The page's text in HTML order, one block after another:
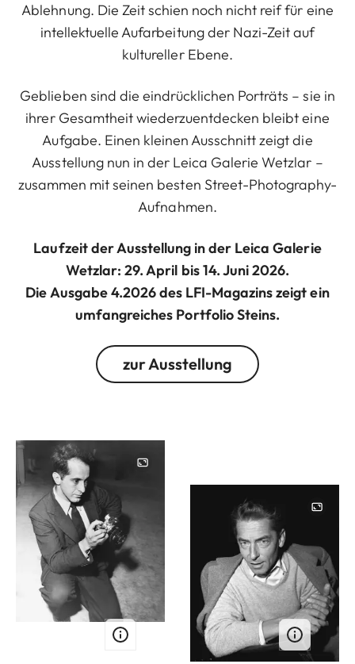
Ablehnung. Die Zeit schien noch nicht reif für eine
intellektuelle Aufarbeitung der Nazi-Zeit auf
kultureller Ebene.
Geblieben sind die eindrücklichen Porträts – sie in
ihrer Gesamtheit wiederzuentdecken bleibt eine
Aufgabe. Einen kleinen Ausschnitt zeigt die
Ausstellung nun in der Leica Galerie Wetzlar –
zusammen mit seinen besten Street-Photography-
Aufnahmen.
Laufzeit der Ausstellung in der Leica Galerie
Wetzlar: 29. April bis 14. Juni 2026.
Die Ausgabe 4.2026 des LFI-Magazins zeigt ein
umfangreiches Portfolio Steins.
zur Ausstellung